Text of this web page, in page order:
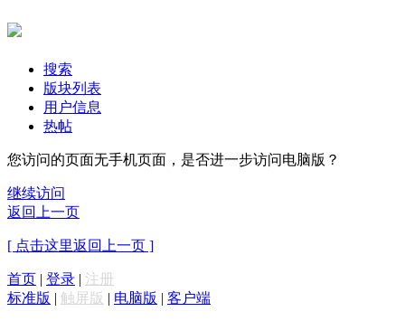
搜索
版块列表
用户信息
热帖
您访问的页面无手机页面，是否进一步访问电脑版？
继续访问
返回上一页
[ 点击这里返回上一页 ]
首页 | 登录 | 注册
标准版 | 触屏版 | 电脑版 | 客户端